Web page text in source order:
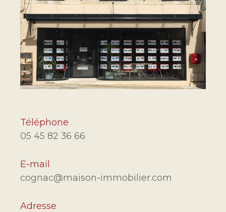
Téléphone
05 45 82 36 66
E-mail
cognac@maison-immobilier.com
Adresse